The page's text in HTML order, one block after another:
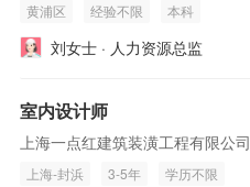
黄浦区 经验不限 本科
刘女士 · 人力资源总监
室内设计师
上海一点红建筑装潢工程有限公司
上海-封浜 3-5年 学历不限